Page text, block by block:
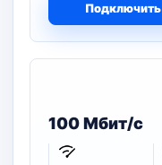
Подключить
100 Мбит/с